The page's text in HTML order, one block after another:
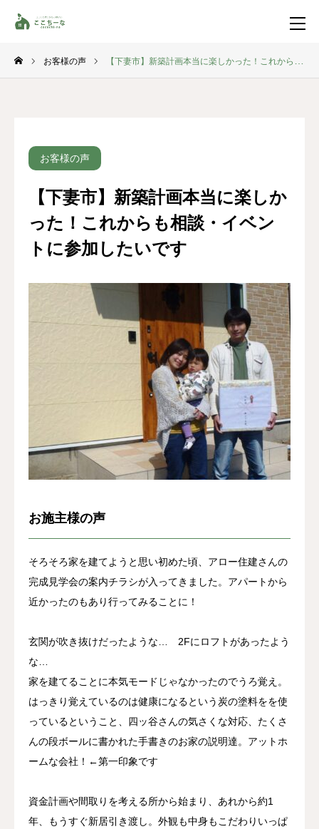
お客様の声 【下妻市】新築計画本当に楽しかった！これからも相談・イベントに参加したいです
お客様の声
【下妻市】新築計画本当に楽しか
った！これからも相談・イベン
トに参加したいです
お施主様の声
そろそろ家を建てようと思い初めた頃、アロー住建さんの
完成見学会の案内チラシが入ってきました。アパートから
近かったのもあり行ってみることに！
玄関が吹き抜けだったような… 2Fにロフトがあったよう
な…
家を建てることに本気モードじゃなかったのでうろ覚え。
はっきり覚えているのは健康になるという炭の塗料をを使
っているということ、四ッ谷さんの気さくな対応、たくさ
んの段ボールに書かれた手書きのお家の説明達。アットホ
ームな会社！←第一印象です
資金計画や間取りを考える所から始まり、あれから約1
年、もうすぐ新居引き渡し。外観も中身もこだわりいっぱ
LINE登録
HOME
コンセプト
会社概要